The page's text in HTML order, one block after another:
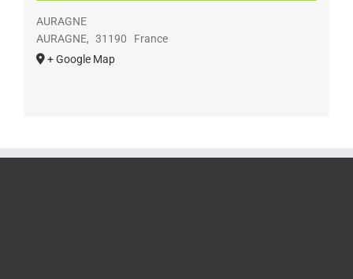
AURAGNE
AURAGNE, 31190
France
+ Google Map